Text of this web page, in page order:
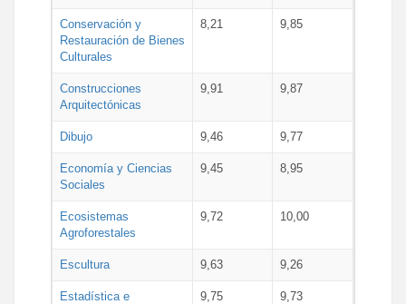
Conservación y
Restauración de Bienes
Culturales
8,21 9,85
Construcciones
Arquitectónicas
9,91 9,87
Dibujo 9,46 9,77
Economía y Ciencias
Sociales
9,45 8,95
Ecosistemas
Agroforestales
9,72 10,00
Escultura 9,63 9,26
Estadística e
9,75 9,73